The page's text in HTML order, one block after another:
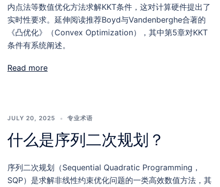
内点法等数值优化方法求解KKT条件，这对计算硬件提出了
实时性要求。延伸阅读推荐Boyd与Vandenberghe合著的
《凸优化》（Convex Optimization），其中第5章对KKT
条件有系统阐述。
Read more
JULY 20, 2025 专业术语
什么是序列二次规划？
序列二次规划（Sequential Quadratic Programming，
SQP）是求解非线性约束优化问题的一类高效数值方法，其